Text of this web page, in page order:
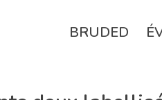
BRUDED